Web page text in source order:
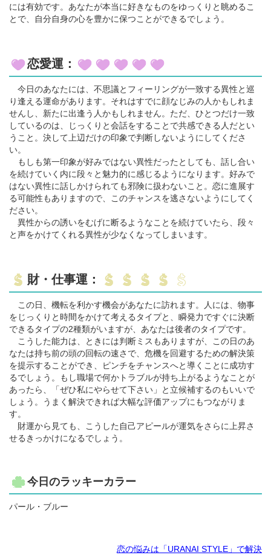
には有効です。あなたが本当に好きなものをゆっくりと眺めるこ
とで、自分自身の心を豊かに保つことができるでしょう。
恋愛運：
今日のあなたには、不思議とフィーリングが一致する異性と巡
り逢える運命があります。それはすでに顔なじみの人かもしれま
せんし、新たに出逢う人かもしれません。ただ、ひとつだけ一致
しているのは、じっくりと会話をすることで共感できる人だとい
うこと。決して上辺だけの印象で判断しないようにしてくださ
い。
もしも第一印象が好みではない異性だったとしても、話し合い
を続けていく内に段々と魅力的に感じるようになります。好みで
はない異性に話しかけられても邪険に扱わないこと。恋に進展す
る可能性もありますので、このチャンスを逃さないようにしてく
ださい。
異性からの誘いをむげに断るようなことを続けていたら、段々
と声をかけてくれる異性が少なくなってしまいます。
財・仕事運：
この日、機転を利かす機会があなたに訪れます。人には、物事
をじっくりと時間をかけて考えるタイプと、瞬発力ですぐに決断
できるタイプの2種類がいますが、あなたは後者のタイプです。
こうした能力は、ときには判断ミスもありますが、この日のあ
なたは持ち前の頭の回転の速さで、危機を回避するための解決策
を提示することができ、ピンチをチャンスへと導くことに成功す
るでしょう。もし職場で何かトラブルが持ち上がるようなことが
あったら、「ぜひ私にやらせて下さい」と立候補するのもいいで
しょう。うまく解決できれば大幅な評価アップにもつながりま
す。
財運から見ても、こうした自己アピールが運気をさらに上昇さ
せるきっかけになるでしょう。
今日のラッキーカラー
パール・ブルー
恋の悩みは「URANAI STYLE」で解決